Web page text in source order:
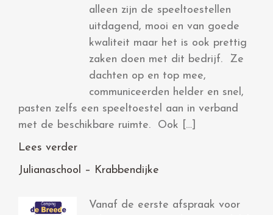
alleen zijn de speeltoestellen
uitdagend, mooi en van goede
kwaliteit maar het is ook prettig
zaken doen met dit bedrijf. Ze
dachten op en top mee,
communiceerden helder en snel,
pasten zelfs een speeltoestel aan in verband
met de beschikbare ruimte. Ook […]
Lees verder
Julianaschool – Krabbendijke
Vanaf de eerste afspraak voor